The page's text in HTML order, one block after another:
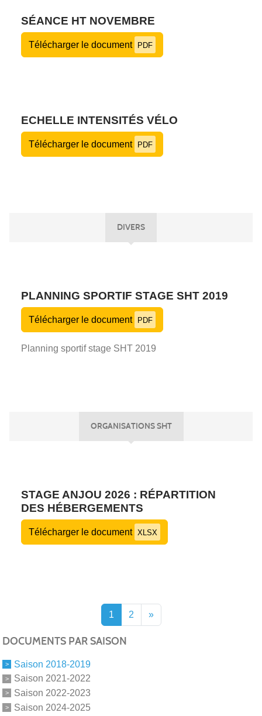
SÉANCE HT NOVEMBRE
Télécharger le document PDF
ECHELLE INTENSITÉS VÉLO
Télécharger le document PDF
DIVERS
PLANNING SPORTIF STAGE SHT 2019
Télécharger le document PDF
Planning sportif stage SHT 2019
ORGANISATIONS SHT
STAGE ANJOU 2026 : RÉPARTITION
DES HÉBERGEMENTS
Télécharger le document XLSX
1 2 »
DOCUMENTS PAR SAISON
Saison 2018-2019
Saison 2021-2022
Saison 2022-2023
Saison 2024-2025